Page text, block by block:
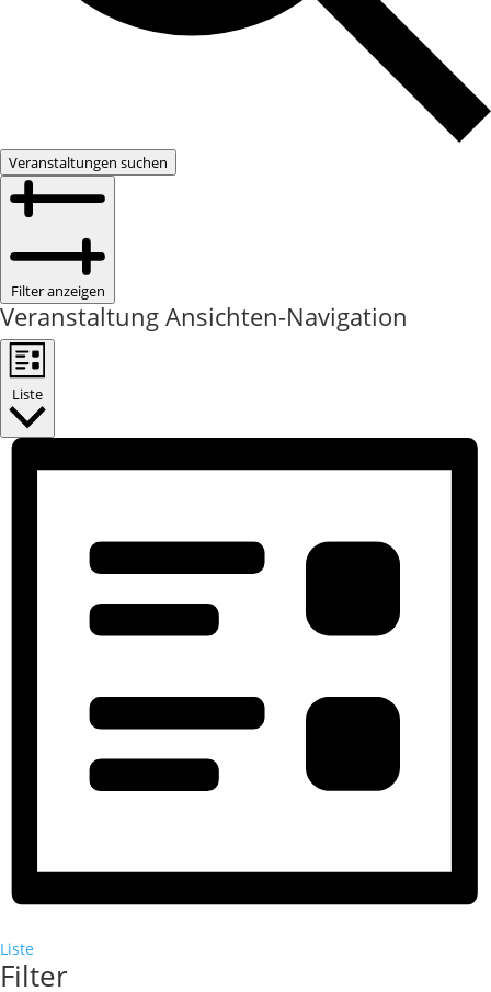
Veranstaltungen suchen
Filter anzeigen
Veranstaltung Ansichten-Navigation
Liste
Liste
Filter